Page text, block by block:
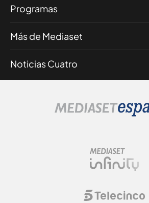
Programas
Más de Mediaset
Noticias Cuatro